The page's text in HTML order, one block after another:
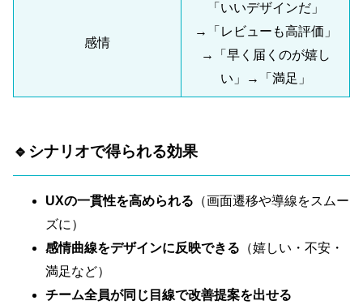
感情
「いいデザインだ」
→「レビューも高評価」
→「早く届くのが嬉し
い」→「満足」
🔹シナリオで得られる効果
UXの一貫性を高められる （画面遷移や導線をスムー
ズに）
感情曲線をデザインに反映できる （嬉しい・不安・
満足など）
チーム全員が同じ目線で改善提案を出せる